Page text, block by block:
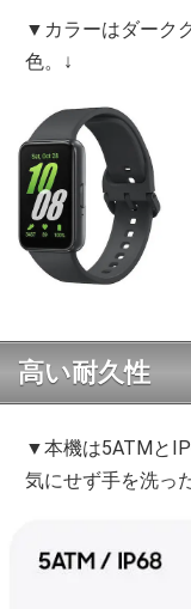
▼カラーはダーク
色。↓
高い耐久性
▼本機は5ATMと
気にせず手を洗っ